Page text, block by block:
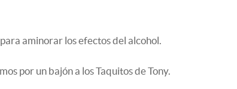
aminorar los efectos del alcohol.
por un bajón a los Taquitos de Tony.